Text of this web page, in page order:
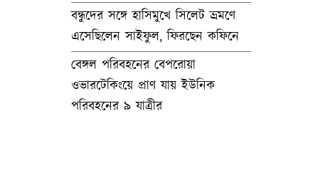
বন্ধুদের সঙ্গে হাসিমুখে সিলেট ভ্রমণে
এসেছিলেন সাইফুল, ফিরছেন কফিনে
বেঙ্গল পরিবহনের বেপরোয়া
ওভারটেকিংয়ে প্রাণ যায় ইউনিক
পরিবহনের ৯ যাত্রীর